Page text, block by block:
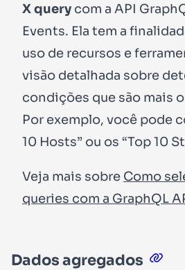
X query com a API
Events. Ela tem a
uso de recursos e
visão detalhada sobre
condições que são mais
Por exemplo, você pode
10 Hosts” ou os “Top 10
Veja mais sobre Como
queries com a GraphQL
Dados agregados